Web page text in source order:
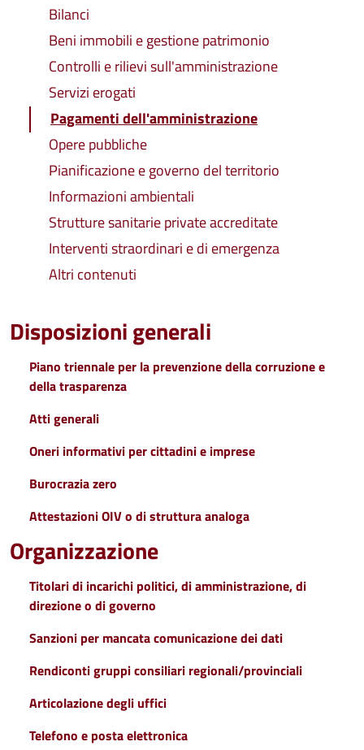
Bilanci
Beni immobili e gestione patrimonio
Controlli e rilievi sull'amministrazione
Servizi erogati
Pagamenti dell'amministrazione
Opere pubbliche
Pianificazione e governo del territorio
Informazioni ambientali
Strutture sanitarie private accreditate
Interventi straordinari e di emergenza
Altri contenuti
Disposizioni generali
Piano triennale per la prevenzione della corruzione e
della trasparenza
Atti generali
Oneri informativi per cittadini e imprese
Burocrazia zero
Attestazioni OIV o di struttura analoga
Organizzazione
Titolari di incarichi politici, di amministrazione, di
direzione o di governo
Sanzioni per mancata comunicazione dei dati
Rendiconti gruppi consiliari regionali/provinciali
Articolazione degli uffici
Telefono e posta elettronica